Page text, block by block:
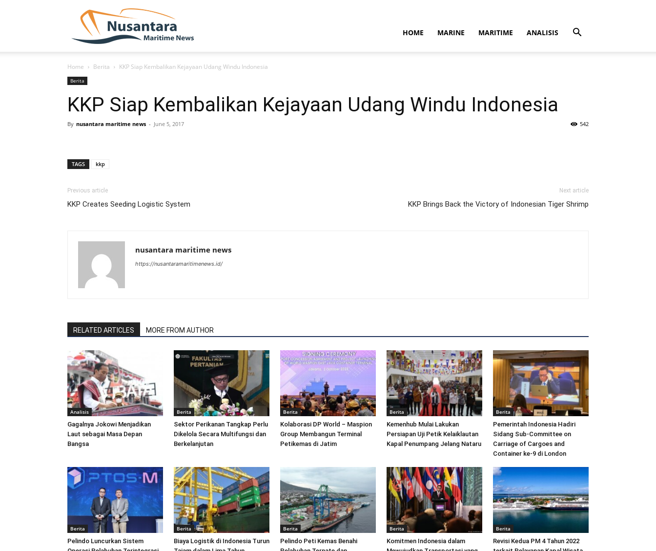
HOME MARINE MARITIME ANALISIS
Home Berita KKP Siap Kembalikan Kejayaan Udang Windu Indonesia
Berita
KKP Siap Kembalikan Kejayaan Udang Windu Indonesia
By nusantara maritime news - June 5, 2017 542
TAGS kkp
Previous article
KKP Creates Seeding Logistic System
Next article
KKP Brings Back the Victory of Indonesian Tiger Shrimp
nusantara maritime news
https://nusantaramaritimenews.id/
RELATED ARTICLES MORE FROM AUTHOR
Analisis
Gagalnya Jokowi Menjadikan
Laut sebagai Masa Depan
Bangsa
Berita
Sektor Perikanan Tangkap Perlu
Dikelola Secara Multifungsi dan
Berkelanjutan
Berita
Kolaborasi DP World – Maspion
Group Membangun Terminal
Petikemas di Jatim
Berita
Kemenhub Mulai Lakukan
Persiapan Uji Petik Kelaiklautan
Kapal Penumpang Jelang Nataru
Berita
Pemerintah Indonesia Hadiri
Sidang Sub-Committee on
Carriage of Cargoes and
Container ke-9 di London
Berita
Pelindo Luncurkan Sistem
Berita
Biaya Logistik di Indonesia Turun
Berita
Pelindo Peti Kemas Benahi
Berita
Komitmen Indonesia dalam
Berita
Revisi Kedua PM 4 Tahun 2022